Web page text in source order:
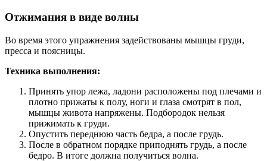
Отжимания в виде волны
Во время этого упражнения задействованы мышцы груди,
пресса и поясницы.
Техника выполнения:
Принять упор лежа, ладони расположены под плечами и
плотно прижаты к полу, ноги и глаза смотрят в пол,
мышцы живота напряжены. Подбородок нельзя
прижимать к груди.
Опустить переднюю часть бедра, а после грудь.
После в обратном порядке приподнять грудь, а после
бедро. В итоге должна получиться волна.